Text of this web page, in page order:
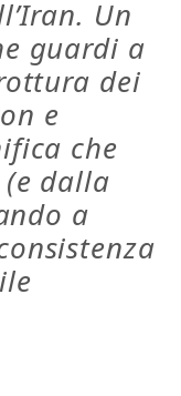
Un
guardi a
dei
e
che
dalla
a